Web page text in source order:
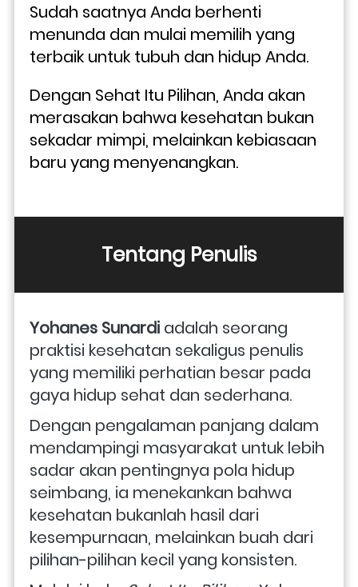
Sudah saatnya Anda berhenti
menunda dan mulai memilih yang
terbaik untuk tubuh dan hidup Anda.
Dengan Sehat Itu Pilihan, Anda akan
merasakan bahwa kesehatan bukan
sekadar mimpi, melainkan kebiasaan
baru yang menyenangkan.
Tentang Penulis
Yohanes Sunardi adalah seorang
praktisi kesehatan sekaligus penulis
yang memiliki perhatian besar pada
gaya hidup sehat dan sederhana.
Dengan pengalaman panjang dalam
mendampingi masyarakat untuk lebih
sadar akan pentingnya pola hidup
seimbang, ia menekankan bahwa
kesehatan bukanlah hasil dari
kesempurnaan, melainkan buah dari
pilihan-pilihan kecil yang konsisten.